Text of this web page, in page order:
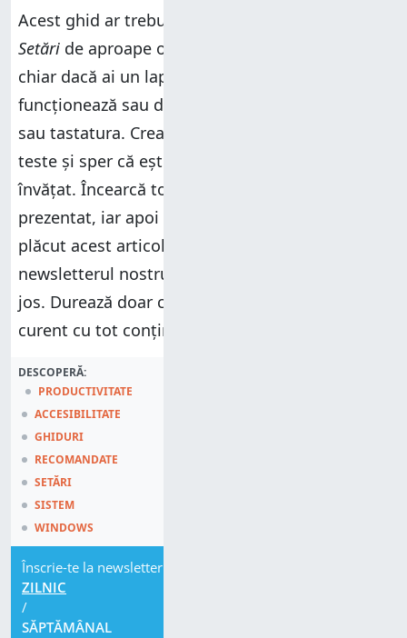
Acest ghid ar trebui să te ajute să deschizi
Setări de aproape oriunde din Windows 10,
chiar dacă ai un laptop și touchpadul nu
funcționează sau dacă nu poți folosi mouse-ul
sau tastatura. Crearea lui a necesitat multe
teste și sper că ești mulțumit de ceea ce ai
învățat. Încearcă toate metodele pe care le-am
prezentat, iar apoi alege-ți preferata. Dacă ți-a
plăcut acest articol, nu ezita să te abonezi la
newsletterul nostru folosind formularul de mai
jos. Durează doar câteva secunde și poți fi la
curent cu tot conținutul nostru.
DESCOPERĂ:
PRODUCTIVITATE
ACCESIBILITATE
GHIDURI
RECOMANDATE
SETĂRI
SISTEM
WINDOWS
Înscrie-te la newsletter
ZILNIC
/
SĂPTĂMÂNAL